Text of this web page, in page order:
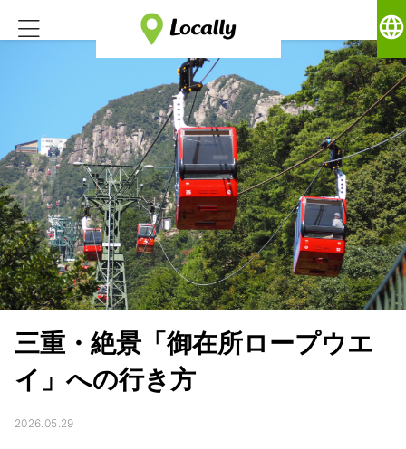
language
三重・絶景「御在所ロープウエ
イ」への行き方
2026.05.29